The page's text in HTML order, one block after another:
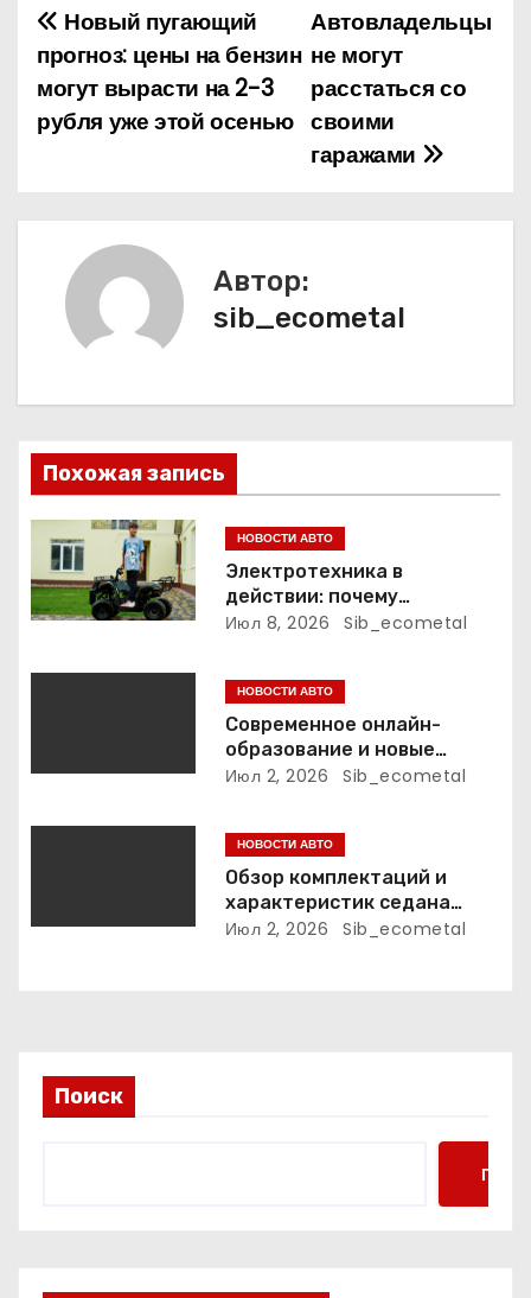
Н
а
в
г
п
о
з
а
п
с
я
Автовладельцы
не могут
расстаться со
своими
гаражами
Новый пугающий
прогноз: цены на бензин
могут вырасти на 2-3
рубля уже этой осенью
Автор:
sib_ecometal
Похожая запись
НОВОСТИ АВТО
Электротехника в
действии: почему
электрический питбайк и
Июл 8, 2026 Sib_ecometal
НОВОСТИ АВТО
Современное онлайн-
образование и новые
профессиональные
Июл 2, 2026 Sib_ecometal
НОВОСТИ АВТО
Обзор комплектаций и
характеристик седана
Empow
Июл 2, 2026 Sib_ecometal
Поиск
Поиск